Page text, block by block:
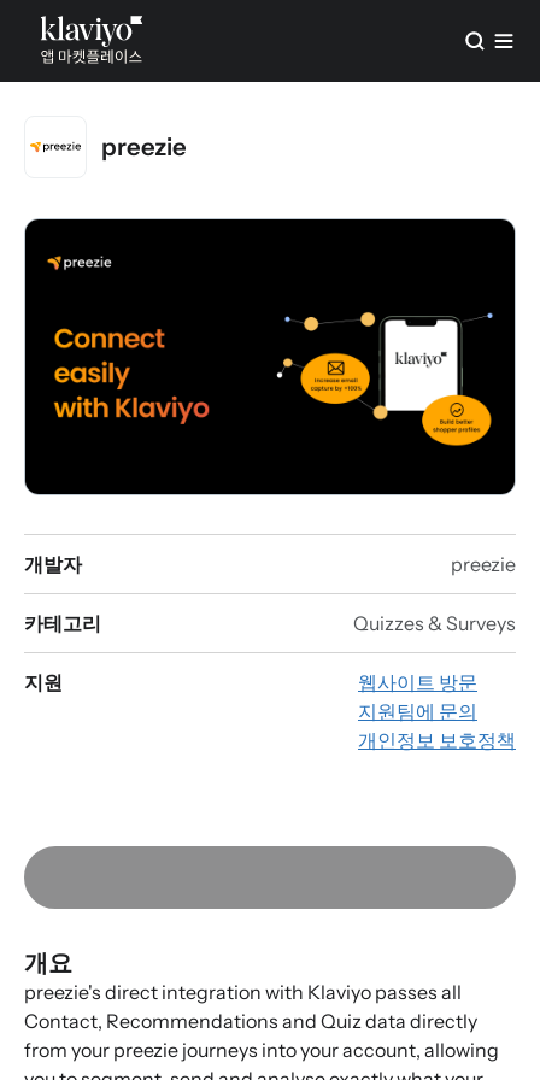
preezie
개발자 preezie
카테고리 Quizzes & Surveys
지원
웹사이트 방문
지원팀에 문의
개인정보 보호정책
개요
preezie's direct integration with Klaviyo passes all
Contact, Recommendations and Quiz data directly
from your preezie journeys into your account, allowing